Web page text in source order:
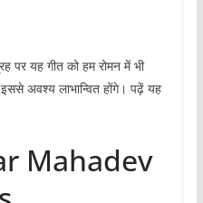
पर यह गीत को हम रोमन में भी
अवश्य लाभान्वित होंगे। पढ़ें यह
Mahadev